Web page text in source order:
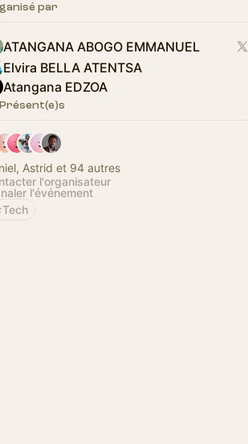
par
ATANGANA ABOGO EMMANUEL
Elvira BELLA ATENTSA
Atangana EDZOA
Astrid et 94 autres
l'organisateur
l'événement
Tech